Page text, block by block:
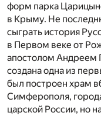
форм парка
в Крыму. Не
сыграть история
в Первом веке от
апостолом
создана одна из
был построен храм
Симферополя,
царской России, но